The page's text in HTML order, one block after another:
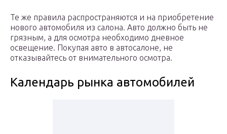
Те же правила распространяются и на приобретение
нового автомобиля из салона. Авто должно быть не
грязным, а для осмотра необходимо дневное
освещение. Покупая авто в автосалоне, не
отказывайтесь от внимательного осмотра.
Календарь рынка автомобилей